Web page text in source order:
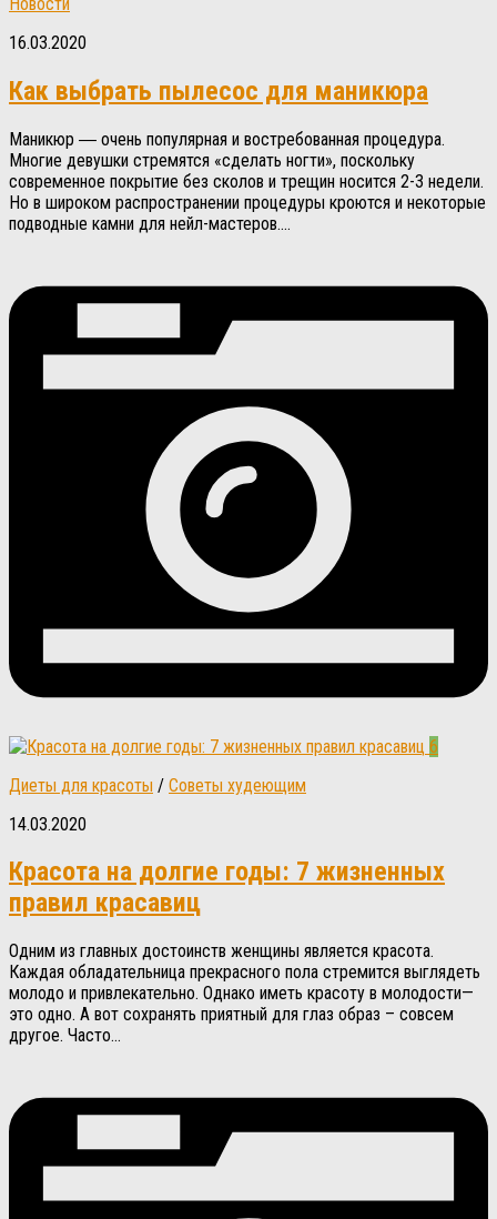
16.03.2020
Как выбрать пылесос для маникюра
Маникюр ― очень популярная и востребованная процедура.
Многие девушки стремятся «сделать ногти», поскольку
современное покрытие без сколов и трещин носится 2-3 недели.
Но в широком распространении процедуры кроются и некоторые
подводные камни для нейл-мастеров....
6
Диеты для красоты / Советы худеющим
14.03.2020
Красота на долгие годы: 7 жизненных
правил красавиц
Одним из главных достоинств женщины является красота.
Каждая обладательница прекрасного пола стремится выглядеть
молодо и привлекательно. Однако иметь красоту в молодости—
это одно. А вот сохранять приятный для глаз образ – совсем
другое. Часто...